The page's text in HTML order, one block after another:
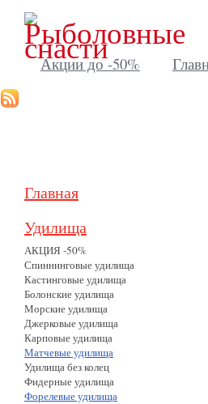
Акции до -50%
Главная
Удилища
АКЦИЯ -50%
Спиннинговые удилища
Кастинговые удилища
Болонские удилища
Морские удилища
Джерковые удилища
Карповые удилища
Матчевые удилища
Удилища без колец
Фидерные удилища
Форелевые удилища